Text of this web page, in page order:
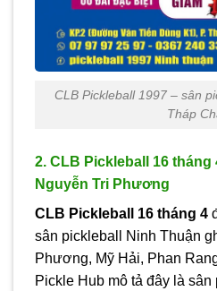
CLB Pickleball 1997 – sân
Tháp
2. CLB Pickleball 16
Nguyễn Tri Phương
CLB Pickleball 16 tháng 4
sân pickleball Ninh Thuận
Phương, Mỹ Hải, Phan
Pickle Hub mô tả đây là